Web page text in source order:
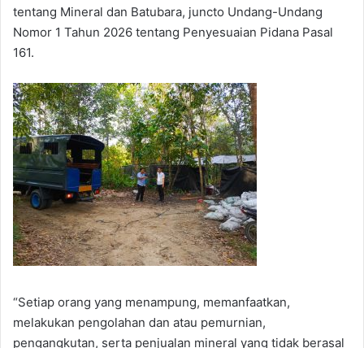
tentang Mineral dan Batubara, juncto Undang-Undang
Nomor 1 Tahun 2026 tentang Penyesuaian Pidana Pasal
161.
“Setiap orang yang menampung, memanfaatkan,
melakukan pengolahan dan atau pemurnian,
pengangkutan, serta penjualan mineral yang tidak berasal